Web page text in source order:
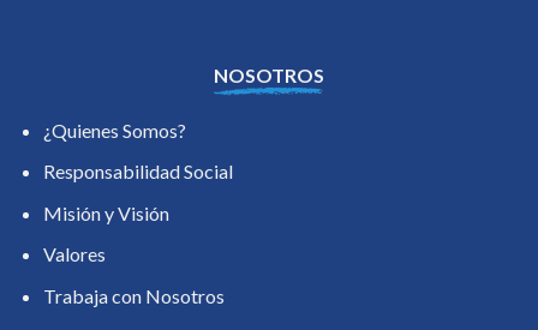
NOSOTROS
¿Quienes Somos?
Responsabilidad Social
Misión y Visión
Valores
Trabaja con Nosotros